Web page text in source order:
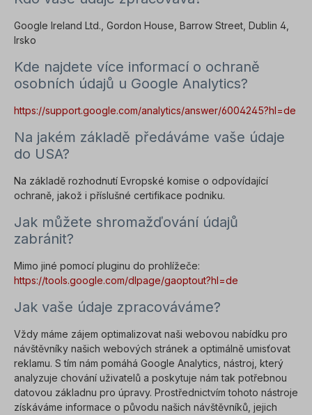
Google Ireland Ltd., Gordon House, Barrow Street, Dublin 4,
Irsko
Kde najdete více informací o ochraně
osobních údajů u Google Analytics?
https://support.google.com/analytics/answer/6004245?hl=de
Na jakém základě předáváme vaše údaje
do USA?
Na základě rozhodnutí Evropské komise o odpovídající
ochraně, jakož i příslušné certifikace podniku.
Jak můžete shromažďování údajů
zabránit?
Mimo jiné pomocí pluginu do prohlížeče:
https://tools.google.com/dlpage/gaoptout?hl=de
Jak vaše údaje zpracováváme?
Vždy máme zájem optimalizovat naši webovou nabídku pro
návštěvníky našich webových stránek a optimálně umisťovat
reklamu. S tím nám pomáhá Google Analytics, nástroj, který
analyzuje chování uživatelů a poskytuje nám tak potřebnou
datovou základnu pro úpravy. Prostřednictvím tohoto nástroje
získáváme informace o původu našich návštěvníků, jejich